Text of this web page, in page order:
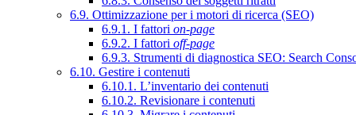
6.9. Ottimizzazione per i motori di ricerca (SEO)
6.9.1. I fattori on-page
6.9.2. I fattori off-page
6.9.3. Strumenti di diagnostica SEO: Search
6.10. Gestire i contenuti
6.10.1. L’inventario dei contenuti
6.10.2. Revisionare i contenuti